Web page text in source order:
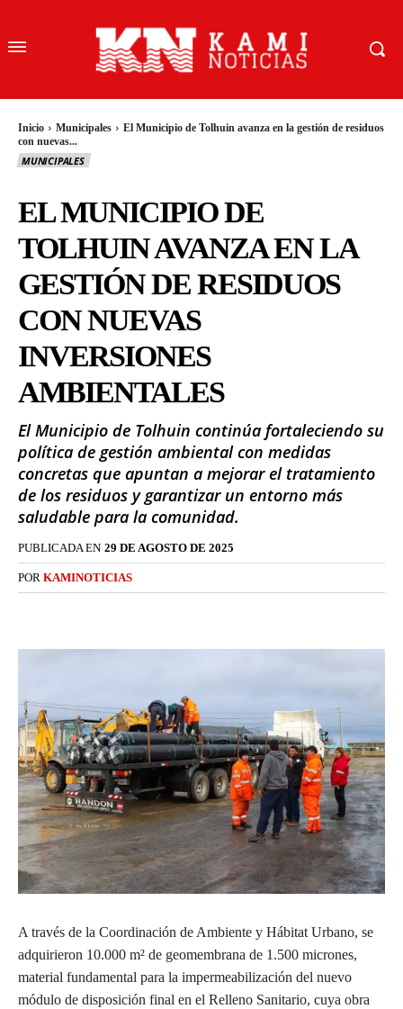
Inicio Municipales
El Municipio de Tolhuin avanza en la gestión de residuos
con nuevas...
MUNICIPALES
EL MUNICIPIO DE
TOLHUIN AVANZA EN LA
GESTIÓN DE RESIDUOS
CON NUEVAS
INVERSIONES
AMBIENTALES
El Municipio de Tolhuin continúa fortaleciendo su
política de gestión ambiental con medidas
concretas que apuntan a mejorar el tratamiento
de los residuos y garantizar un entorno más
saludable para la comunidad.
PUBLICADA EN 29 DE AGOSTO DE 2025
POR KAMINOTICIAS
A través de la Coordinación de Ambiente y Hábitat Urbano, se
adquirieron 10.000 m² de geomembrana de 1.500 micrones,
material fundamental para la impermeabilización del nuevo
módulo de disposición final en el Relleno Sanitario, cuya obra